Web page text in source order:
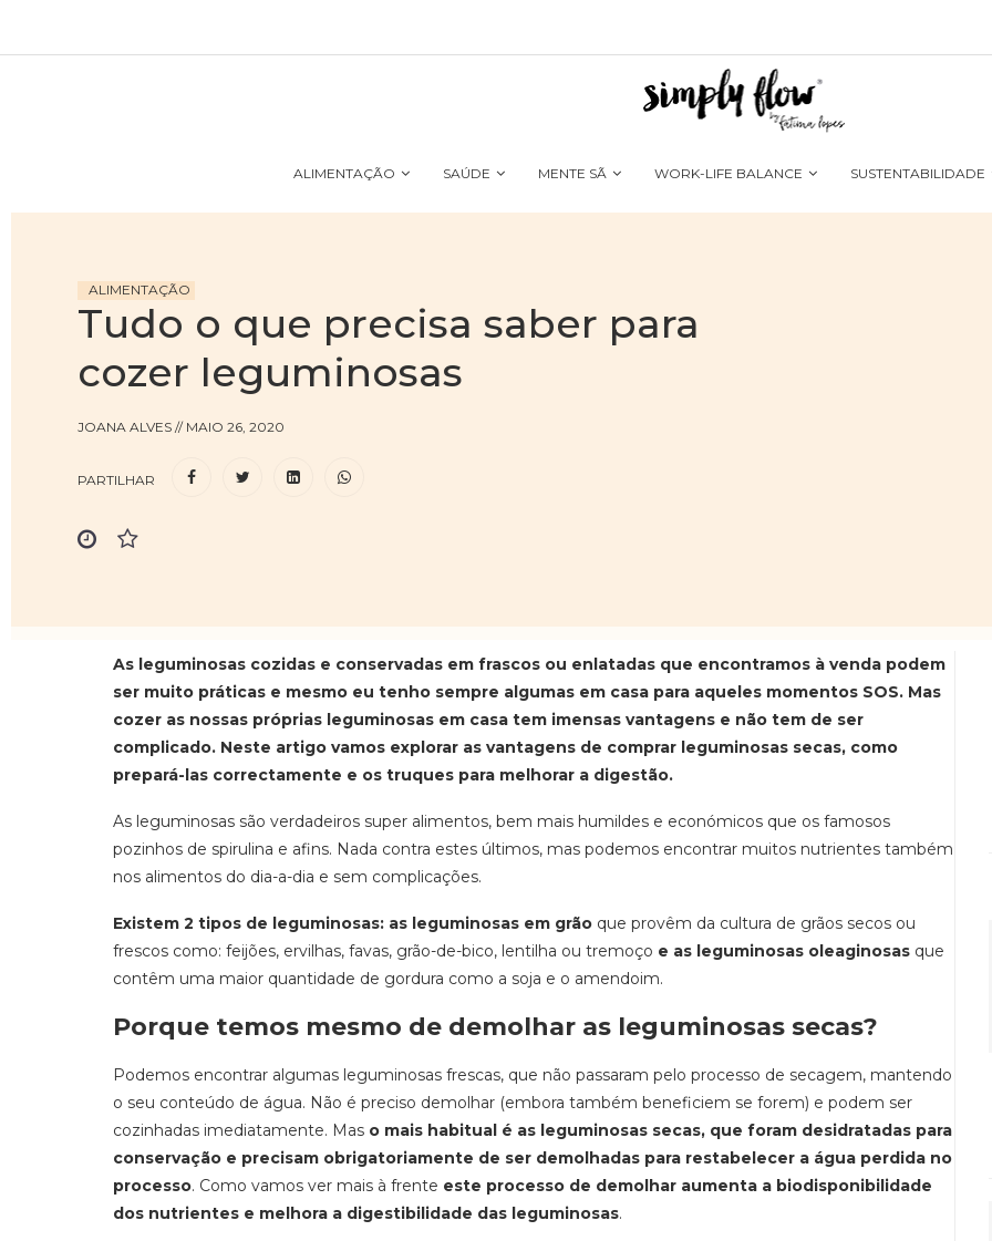
ALIMENTAÇÃO SAÚDE MENTE SÃ WORK-LIFE BALANCE SUSTENTABILIDADE
ALIMENTAÇÃO
Tudo o que precisa saber para
cozer leguminosas
JOANA ALVES // MAIO 26, 2020
PARTILHAR
As leguminosas cozidas e conservadas em frascos ou enlatadas que encontramos à venda podem
ser muito práticas e mesmo eu tenho sempre algumas em casa para aqueles momentos SOS. Mas
cozer as nossas próprias leguminosas em casa tem imensas vantagens e não tem de ser
complicado. Neste artigo vamos explorar as vantagens de comprar leguminosas secas, como
prepará-las correctamente e os truques para melhorar a digestão.
As leguminosas são verdadeiros super alimentos, bem mais humildes e económicos que os famosos
pozinhos de spirulina e afins. Nada contra estes últimos, mas podemos encontrar muitos nutrientes também
nos alimentos do dia-a-dia e sem complicações.
Existem 2 tipos de leguminosas: as leguminosas em grão que provêm da cultura de grãos secos ou
frescos como: feijões, ervilhas, favas, grão-de-bico, lentilha ou tremoço e as leguminosas oleaginosas que
contêm uma maior quantidade de gordura como a soja e o amendoim.
Porque temos mesmo de demolhar as leguminosas secas?
Podemos encontrar algumas leguminosas frescas, que não passaram pelo processo de secagem, mantendo
o seu conteúdo de água. Não é preciso demolhar (embora também beneficiem se forem) e podem ser
cozinhadas imediatamente. Mas o mais habitual é as leguminosas secas, que foram desidratadas para
conservação e precisam obrigatoriamente de ser demolhadas para restabelecer a água perdida no
processo. Como vamos ver mais à frente este processo de demolhar aumenta a biodisponibilidade
dos nutrientes e melhora a digestibilidade das leguminosas.